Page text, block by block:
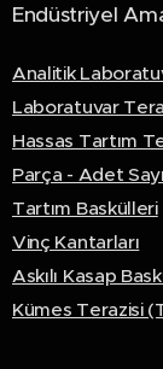
Endüstriyel
Analitik
Laboratuvar
Hassas Tartım
Parça - Adet
Tartım Baskülleri
Vinç Kantarları
Askılı Kasap
Kümes Terazisi